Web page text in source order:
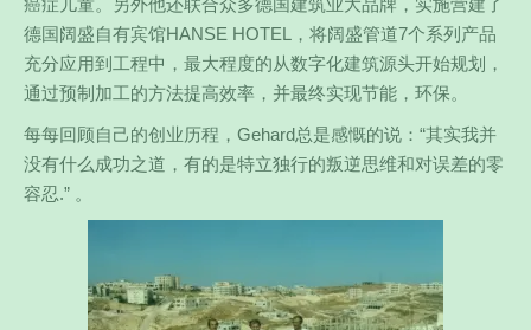
德国阔盛自有宾馆HANSE HOTEL，将阔盛管道7个系列产品
充分应用到工程中，最大程度的从数字化建筑源头开始规划，
通过预制加工的方法提高效率，并最终实现节能，环保。
每每回顾自己的创业历程，Gehard总是感慨的说：“其实我并
没有什么成功之道，有的是特立独行的叛逆思维和对误差的零
容忍.” 。